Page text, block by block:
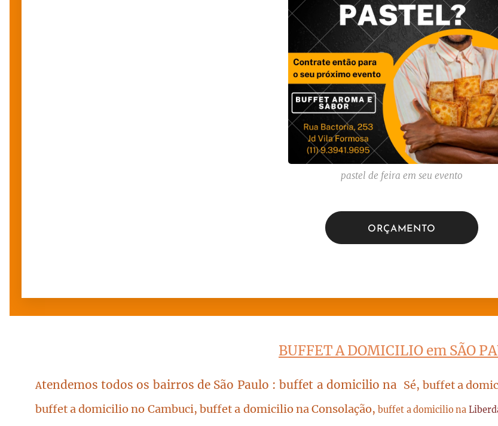
pastel de feira em seu evento
ORÇAMENTO
BUFFET A DOMICILIO em SÃO
Atendemos todos os bairros de São Paulo : buffet a domicilio na Sé, buffet a
buffet a domicilio no Cambuci, buffet a domicilio na Consolação,buffet a domicilio na